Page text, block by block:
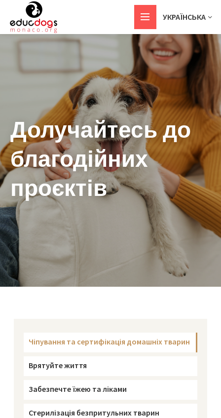
УКРАЇНСЬКА
Долучайтесь до
благодійних
проєктів
Чіпування та сертифікація домашніх тварин
Врятуйте життя
Забезпечте їжею та ліками
Стерилізація безпритульних тварин